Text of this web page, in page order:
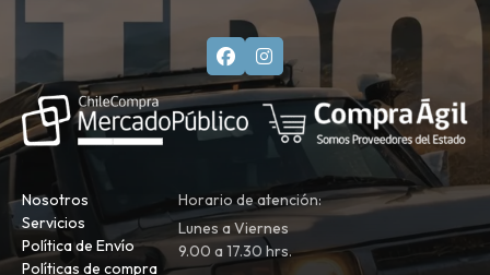
Nosotros
Servicios
Política de Envío
Políticas de compra
Horario de atención:
Lunes a Viernes
9.00 a 17.30 hrs.